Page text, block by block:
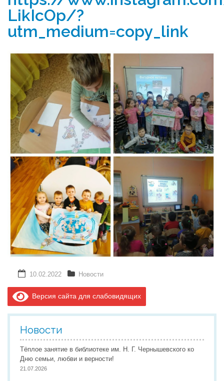
Учитель года
Реализация соц заказа
Напишите нам
LikIcOp/?
utm_medium=copy_link
10.02.2022 Новости
Версия сайта для слабовидящих
Новости
Тёплое занятие в библиотеке им. Н. Г. Чернышевского ко
Дню семьи, любви и верности!
21.07.2026